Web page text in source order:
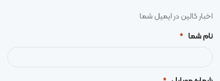
اخبار کالین در ایمیل شما
نام شما
*